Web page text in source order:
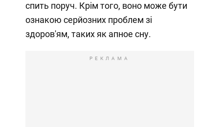
спить поруч. Крім того, воно може бути
ознакою серйозних проблем зі
здоров'ям, таких як апное сну.
РЕКЛАМА